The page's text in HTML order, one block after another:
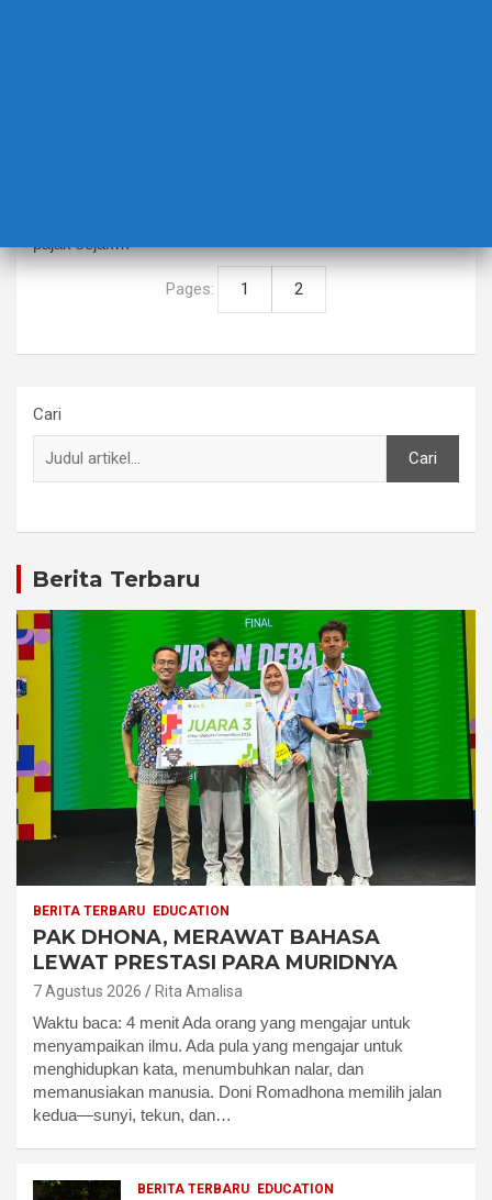
pajak sejak…
Pages: 1 2
Cari
Cari
Berita Terbaru
BERITA TERBARU EDUCATION
PAK DHONA, MERAWAT BAHASA
LEWAT PRESTASI PARA MURIDNYA
7 Agustus 2026 Rita Amalisa
Waktu baca: 4 menit Ada orang yang mengajar untuk
menyampaikan ilmu. Ada pula yang mengajar untuk
menghidupkan kata, menumbuhkan nalar, dan
memanusiakan manusia. Doni Romadhona memilih jalan
kedua—sunyi, tekun, dan…
BERITA TERBARU EDUCATION